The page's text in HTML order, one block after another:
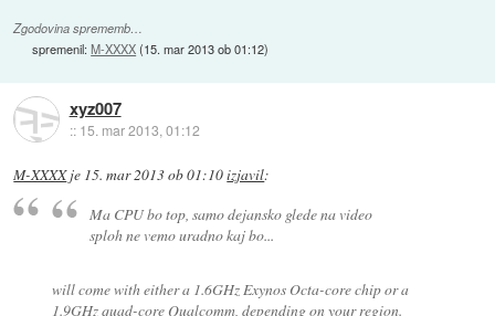
Zgodovina sprememb…
spremenil:M-XXXX(15. mar 2013 ob 01:12)
xyz007
:: 15. mar 2013, 01:12
M-XXXXje 15. mar 2013 ob 01:10izjavil:
Ma CPU bo top, samo dejansko glede na video
sploh ne vemo uradno kaj bo...
will come with either a 1.6GHz Exynos Octa-core chip or a
1.9GHz quad-core Qualcomm, depending on your region.